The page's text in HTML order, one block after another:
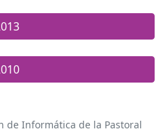
de Informática de la Pastoral